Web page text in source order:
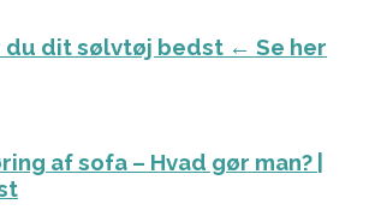
du dit sølvtøj bedst ← Se her
af sofa – Hvad gør man? |